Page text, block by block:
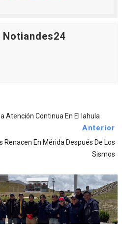
Notiandes24
Atención Continua En El Iahula
Anterior
Renacen En Mérida Después De Los
Sismos